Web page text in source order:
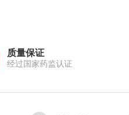
质量保证
经过国家药监认证